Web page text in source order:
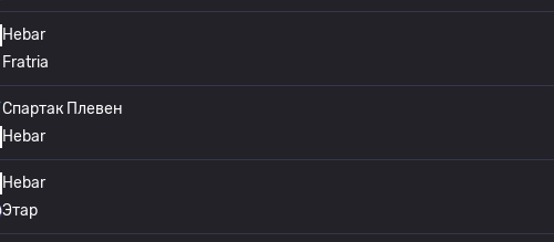
Hebar
Fratria
Спартак Плевен
Hebar
Hebar
Этар